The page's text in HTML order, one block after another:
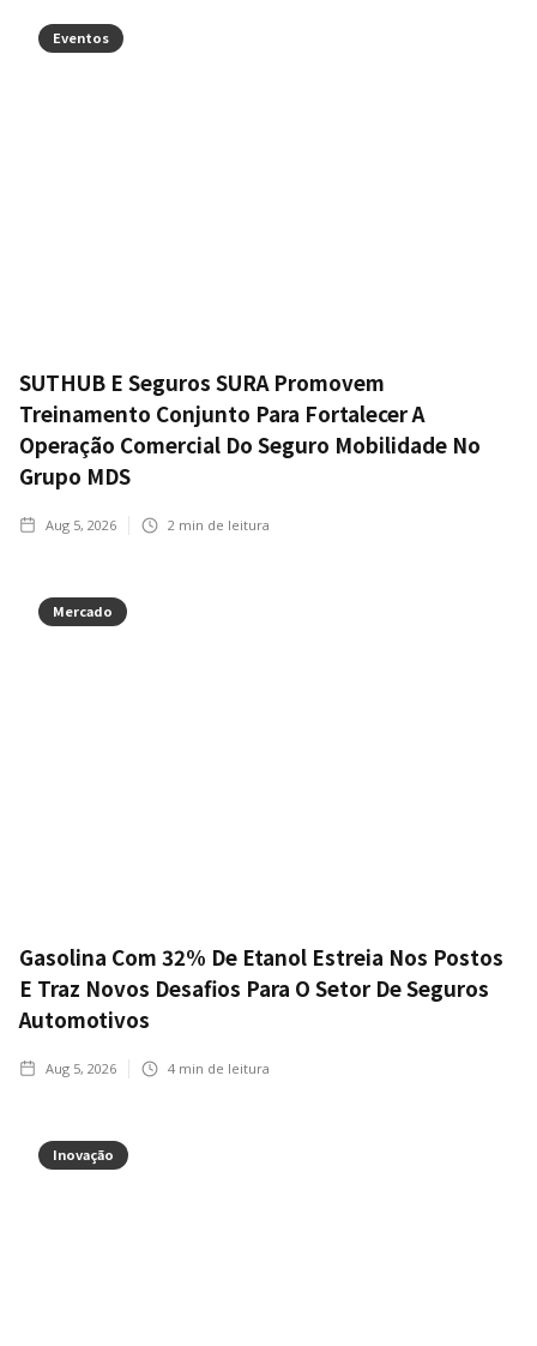
Eventos
SUTHUB E Seguros SURA Promovem
Treinamento Conjunto Para Fortalecer A
Operação Comercial Do Seguro Mobilidade No
Grupo MDS
Aug 5, 2026 2 min de leitura
Mercado
Gasolina Com 32% De Etanol Estreia Nos Postos
E Traz Novos Desafios Para O Setor De Seguros
Automotivos
Aug 5, 2026 4 min de leitura
Inovação